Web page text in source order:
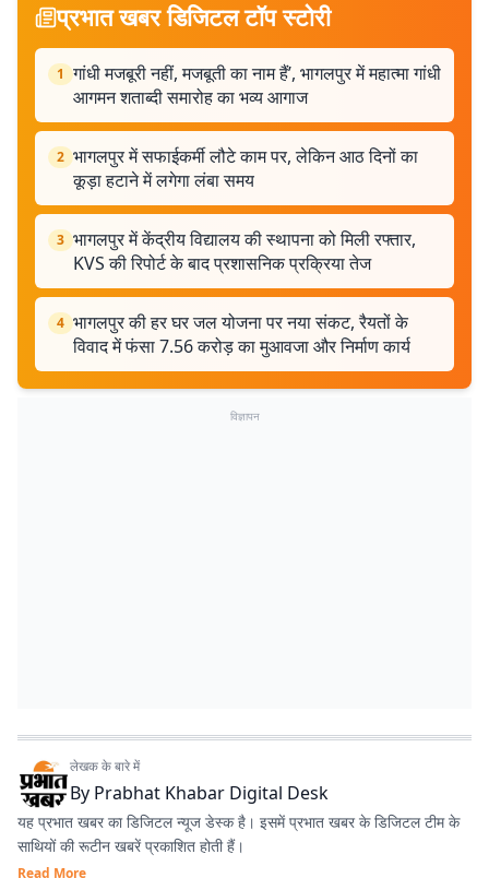
प्रभात खबर डिजिटल टॉप स्टोरी
1 गांधी मजबूरी नहीं, मजबूती का नाम हैं’, भागलपुर में महात्मा गांधी
आगमन शताब्दी समारोह का भव्य आगाज
2 भागलपुर में सफाईकर्मी लौटे काम पर, लेकिन आठ दिनों का
कूड़ा हटाने में लगेगा लंबा समय
3 भागलपुर में केंद्रीय विद्यालय की स्थापना को मिली रफ्तार,
KVS की रिपोर्ट के बाद प्रशासनिक प्रक्रिया तेज
4 भागलपुर की हर घर जल योजना पर नया संकट, रैयतों के
विवाद में फंसा 7.56 करोड़ का मुआवजा और निर्माण कार्य
विज्ञापन
लेखक के बारे में
By Prabhat Khabar Digital Desk
यह प्रभात खबर का डिजिटल न्यूज डेस्क है। इसमें प्रभात खबर के डिजिटल टीम के
साथियों की रूटीन खबरें प्रकाशित होती हैं।
Read More